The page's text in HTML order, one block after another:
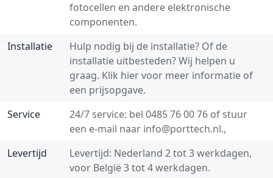
fotocellen en andere elektronische
componenten.
Installatie
Hulp nodig bij de installatie? Of de
installatie uitbesteden? Wij helpen u
graag. Klik hier voor meer informatie of
een prijsopgave.
Service
24/7 service: bel 0485 76 00 76 of stuur
een e-mail naar info@porttech.nl.,
Levertijd
Levertijd: Nederland 2 tot 3 werkdagen,
voor België 3 tot 4 werkdagen.